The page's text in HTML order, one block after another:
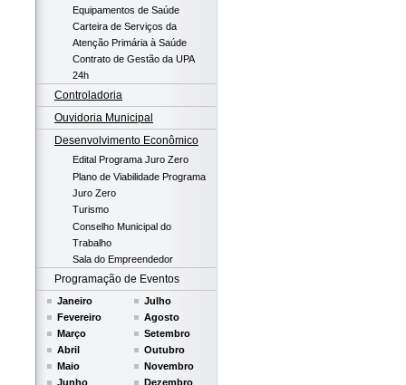
Equipamentos de Saúde
Carteira de Serviços da
Atenção Primária à Saúde
Contrato de Gestão da UPA
24h
Controladoria
Ouvidoria Municipal
Desenvolvimento Econômico
Edital Programa Juro Zero
Plano de Viabilidade Programa
Juro Zero
Turismo
Conselho Municipal do
Trabalho
Sala do Empreendedor
Programação de Eventos
Janeiro
Fevereiro
Março
Abril
Maio
Junho
Julho
Agosto
Setembro
Outubro
Novembro
Dezembro